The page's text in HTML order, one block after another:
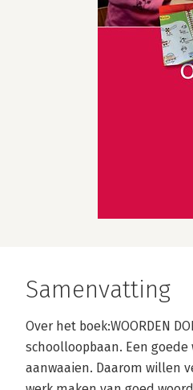
Samenvatting
Over het boek:WOORDEN
schoolloopbaan. Een
aanwaaien. Daarom willen